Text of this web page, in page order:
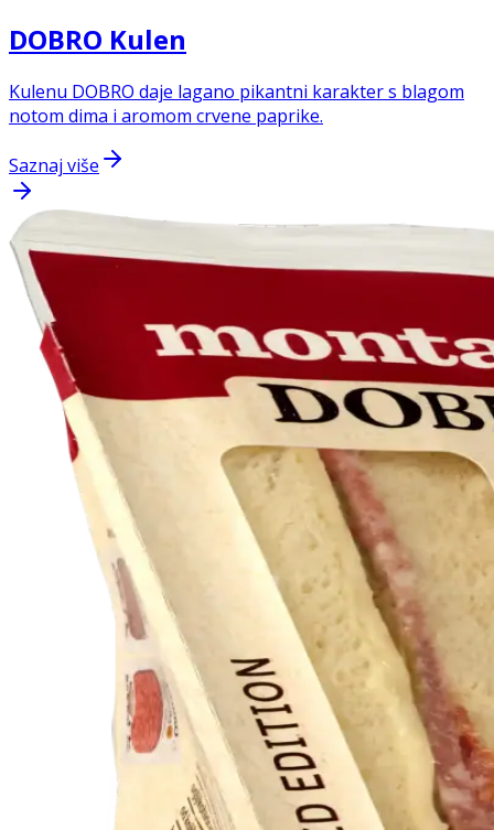
DOBRO Kulen
Kulenu DOBRO daje lagano pikantni karakter s blagom
notom dima i aromom crvene paprike.
Saznaj više